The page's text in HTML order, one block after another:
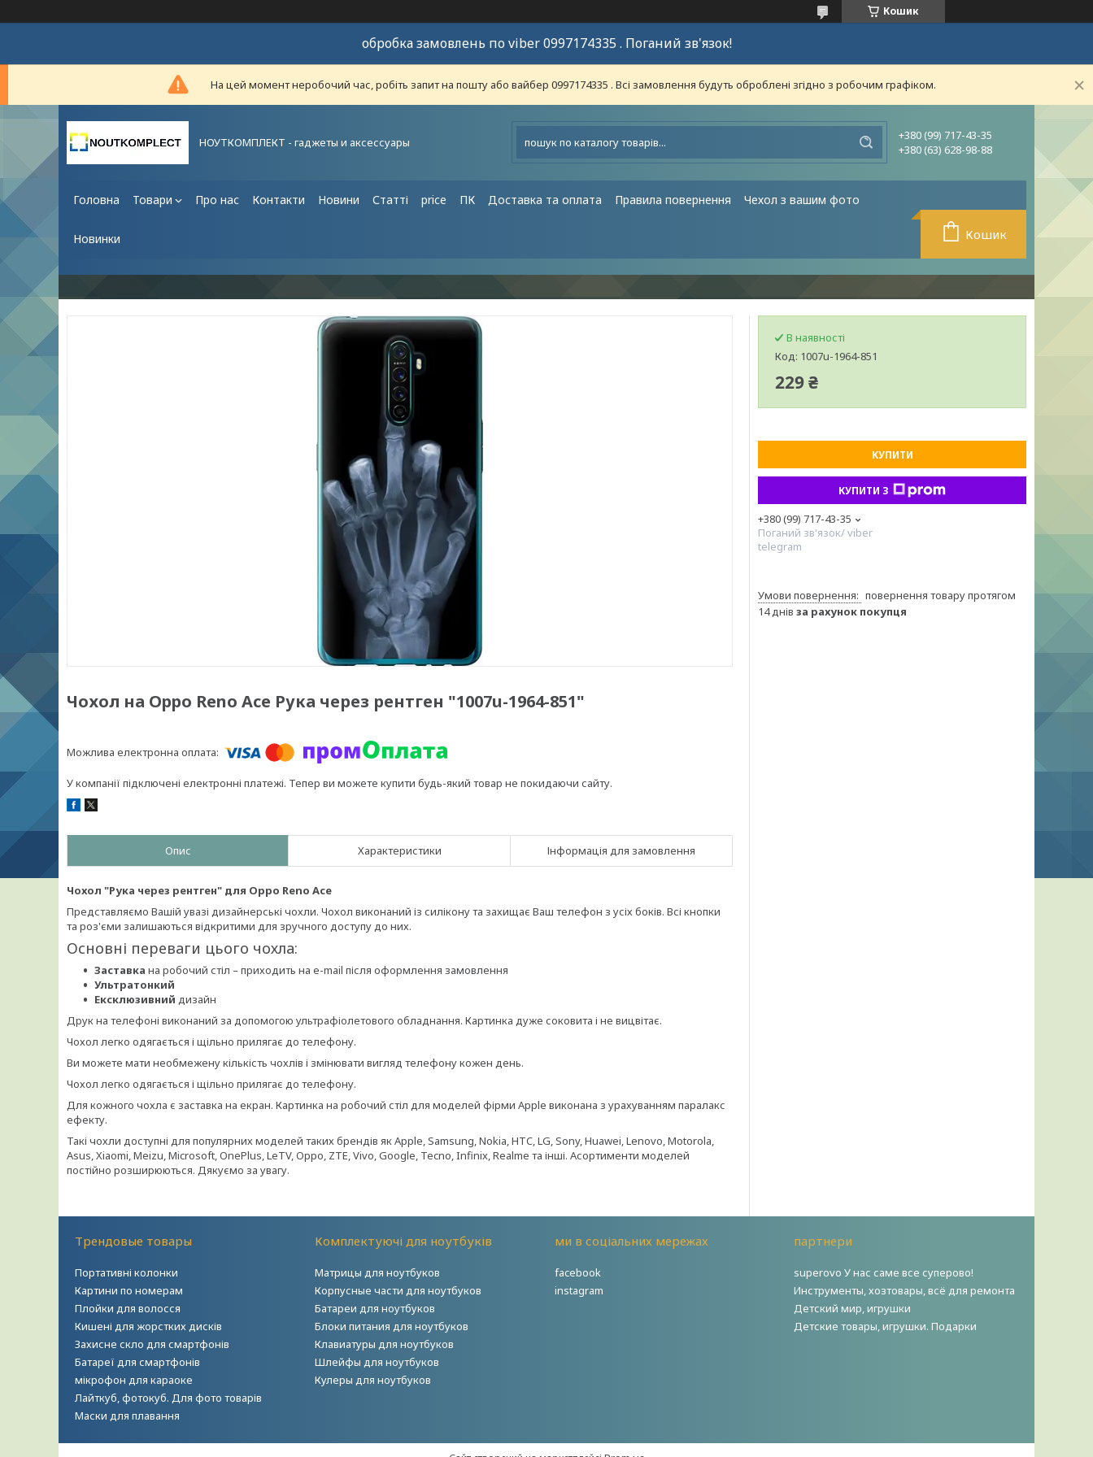
Кошик
обробка замовлень по viber 0997174335 . Поганий зв'язок!
На цей момент неробочий час, робіть запит на пошту або вайбер 0997174335 . Всі замовлення будуть оброблені згідно з робочим графіком.
НОУТКОМПЛЕКТ - гаджеты и аксессуары
+380 (99) 717-43-35
+380 (63) 628-98-88
Головна Товари Про нас Контакти Новини Статті price ПК Доставка та оплата Правила повернення Чехол з вашим фото
Новинки Кошик
Чохол на Oppo Reno Ace Рука через рентген "1007u-1964-851"
У компанії підключені електронні платежі. Тепер ви можете купити будь-який товар не покидаючи сайту.
Опис Характеристики Інформація для замовлення
Чохол "Рука через рентген" для Oppo Reno Ace
Представляємо Вашій увазі дизайнерські чохли. Чохол виконаний із силікону та захищає Ваш телефон з усіх боків. Всі кнопки
та роз'єми залишаються відкритими для зручного доступу до них.
Основні переваги цього чохла:
Заставка на робочий стіл – приходить на e-mail після оформлення замовлення
Ультратонкий
Ексклюзивний дизайн
Друк на телефоні виконаний за допомогою ультрафіолетового обладнання. Картинка дуже соковита і не вицвітає.
Чохол легко одягається і щільно прилягає до телефону.
Ви можете мати необмежену кількість чохлів і змінювати вигляд телефону кожен день.
Чохол легко одягається і щільно прилягає до телефону.
Для кожного чохла є заставка на екран. Картинка на робочий стіл для моделей фірми Apple виконана з урахуванням паралакс
ефекту.
Такі чохли доступні для популярних моделей таких брендів як Apple, Samsung, Nokia, HTC, LG, Sony, Huawei, Lenovo, Motorola,
Asus, Xiaomi, Meizu, Microsoft, OnePlus, LeTV, Oppo, ZTE, Vivo, Google, Tecno, Infinix, Realme та інші. Асортименти моделей
постійно розширюються. Дякуємо за увагу.
В наявності
Код: 1007u-1964-851
229 ₴
КУПИТИ
КУПИТИ З
+380 (99) 717-43-35
Поганий зв'язок/ viber
telegram
повернення товару протягом
14 днів за рахунок покупця
Трендовые товары
Портативні колонки
Картини по номерам
Плойки для волосся
Кишені для жорстких дисків
Захисне скло для смартфонів
Батареї для смартфонів
мікрофон для караоке
Лайткуб, фотокуб. Для фото товарів
Маски для плавання
Комплектуючі для ноутбуків
Матрицы для ноутбуков
Корпусные части для ноутбуков
Батареи для ноутбуков
Блоки питания для ноутбуков
Клавиатуры для ноутбуков
Шлейфы для ноутбуков
Кулеры для ноутбуков
ми в соціальних мережах
facebook
instagram
партнери
superovo У нас саме все суперово!
Инструменты, хозтовары, всё для ремонта
Детский мир, игрушки
Детские товары, игрушки. Подарки